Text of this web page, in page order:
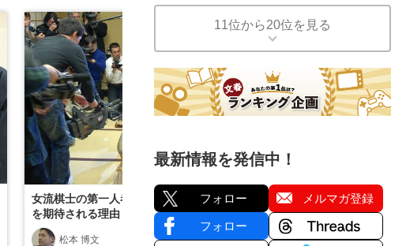
女流棋士の第一人者、里見香奈が初の「女性棋士」
を期待される理由
松本 博文 2018/08/28
11位から20位を見る
最新情報を発信中！
フォロー メルマガ登録
フォロー